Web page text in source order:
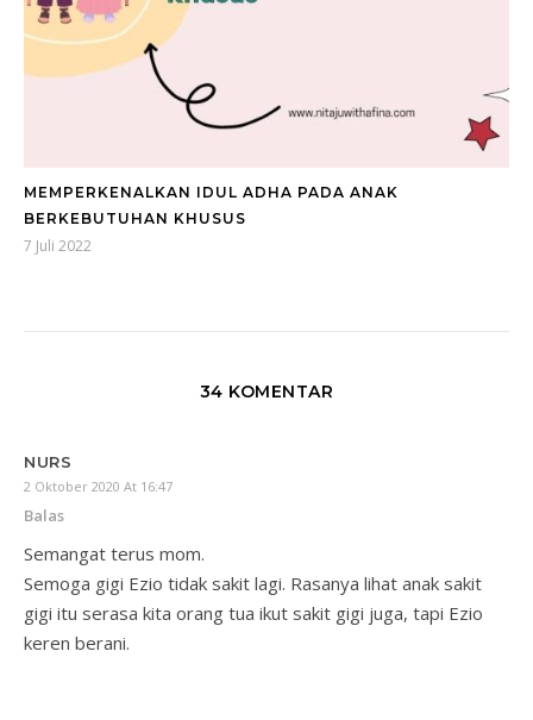
MEMPERKENALKAN IDUL ADHA PADA ANAK
BERKEBUTUHAN KHUSUS
7 Juli 2022
34 KOMENTAR
NURS
2 Oktober 2020 At 16:47
Balas
Semangat terus mom.
Semoga gigi Ezio tidak sakit lagi. Rasanya lihat anak sakit
gigi itu serasa kita orang tua ikut sakit gigi juga, tapi Ezio
keren berani.